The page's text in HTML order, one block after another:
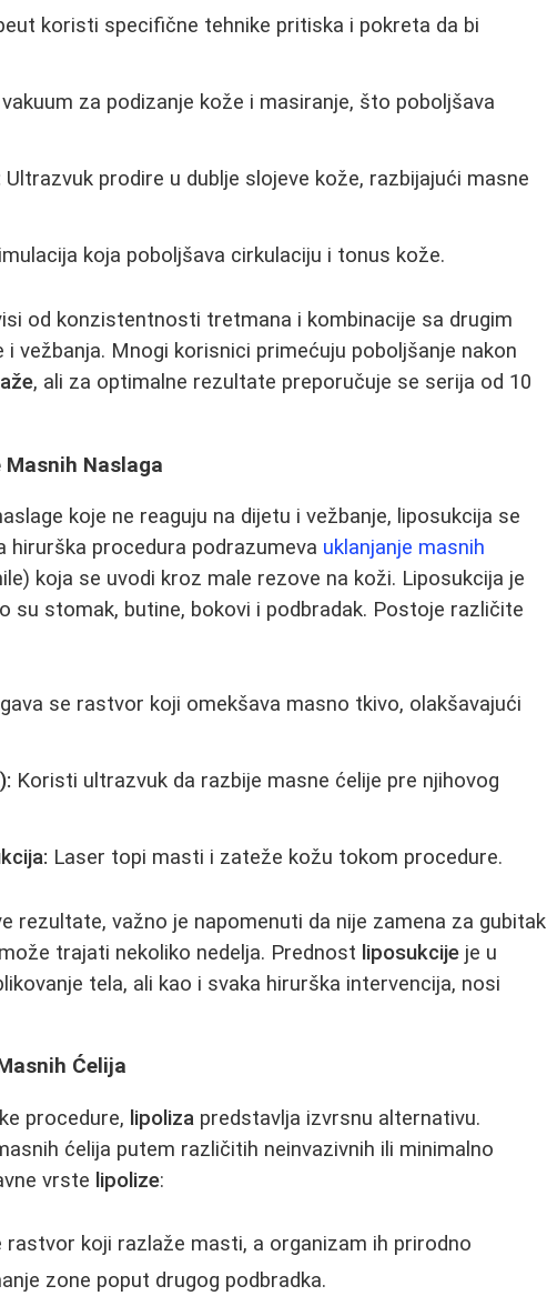
koristi specifične tehnike pritiska i pokreta da bi
za podizanje kože i masiranje, što poboljšava
Ultrazvuk prodire u dublje slojeve kože, razbijajući masne
koja poboljšava cirkulaciju i tonus kože.
od konzistentnosti tretmana i kombinacije sa drugim
vežbanja. Mnogi korisnici primećuju poboljšanje nakon
, ali za optimalne rezultate preporučuje se serija od 10
Naslaga
koje ne reaguju na dijetu i vežbanje, liposukcija se
hirurška procedura podrazumeva uklanjanje masnih
koja se uvodi kroz male rezove na koži. Liposukcija je
su stomak, butine, bokovi i podbradak. Postoje različite
se rastvor koji omekšava masno tkivo, olakšavajući
Koristi ultrazvuk da razbije masne ćelije pre njihovog
Laser topi masti i zateže kožu tokom procedure.
rezultate, važno je napomenuti da nije zamena za gubitak
trajati nekoliko nedelja. Prednost liposukcije je u
tela, ali kao i svaka hirurška intervencija, nosi
Ćelija
procedure, lipoliza predstavlja izvrsnu alternativu.
ćelija putem različitih neinvazivnih ili minimalno
vrste lipolize:
rastvor koji razlaže masti, a organizam ih prirodno
zone poput drugog podbradka.